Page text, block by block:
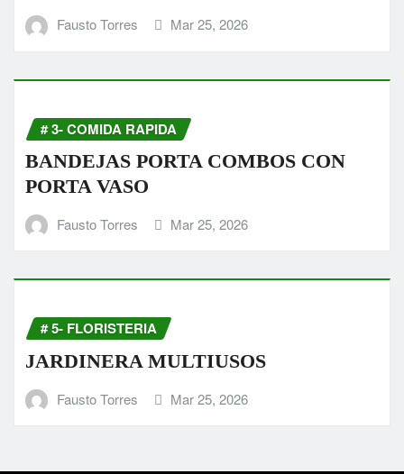
Fausto Torres Mar 25, 2026
# 3- COMIDA RAPIDA
BANDEJAS PORTA COMBOS CON
PORTA VASO
Fausto Torres Mar 25, 2026
# 5- FLORISTERIA
JARDINERA MULTIUSOS
Fausto Torres Mar 25, 2026